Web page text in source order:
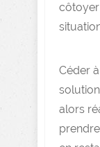
côtoyer
Céder
alors